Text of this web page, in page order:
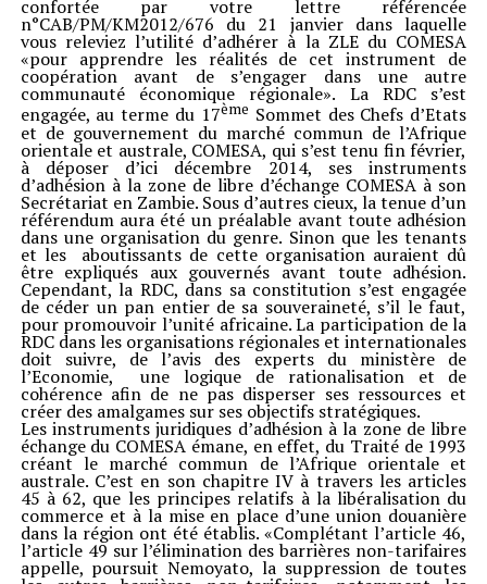
confortée par votre lettre référencée
n°CAB/PM/KM2012/676 du 21 janvier dans laquelle
vous releviez l’utilité d’adhérer à la ZLE du COMESA
«pour apprendre les réalités de cet instrument de
coopération avant de s’engager dans une autre
communauté économique régionale». La RDC s’est
engagée, au terme du 17ème Sommet des Chefs d’Etats
et de gouvernement du marché commun de l’Afrique
orientale et australe, COMESA, qui s’est tenu fin février,
à déposer d’ici décembre 2014, ses instruments
d’adhésion à la zone de libre d’échange COMESA à son
Secrétariat en Zambie. Sous d’autres cieux, la tenue d’un
référendum aura été un préalable avant toute adhésion
dans une organisation du genre. Sinon que les tenants
et les aboutissants de cette organisation auraient dû
être expliqués aux gouvernés avant toute adhésion.
Cependant, la RDC, dans sa constitution s’est engagée
de céder un pan entier de sa souveraineté, s’il le faut,
pour promouvoir l’unité africaine. La participation de la
RDC dans les organisations régionales et internationales
doit suivre, de l’avis des experts du ministère de
l’Economie, une logique de rationalisation et de
cohérence afin de ne pas disperser ses ressources et
créer des amalgames sur ses objectifs stratégiques.
Les instruments juridiques d’adhésion à la zone de libre
échange du COMESA émane, en effet, du Traité de 1993
créant le marché commun de l’Afrique orientale et
australe. C’est en son chapitre IV à travers les articles
45 à 62, que les principes relatifs à la libéralisation du
commerce et à la mise en place d’une union douanière
dans la région ont été établis. «Complétant l’article 46,
l’article 49 sur l’élimination des barrières non-tarifaires
appelle, poursuit Nemoyato, la suppression de toutes